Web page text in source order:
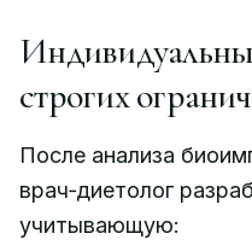
строгих
После анализа
врач‑диетолог
учитывающую: